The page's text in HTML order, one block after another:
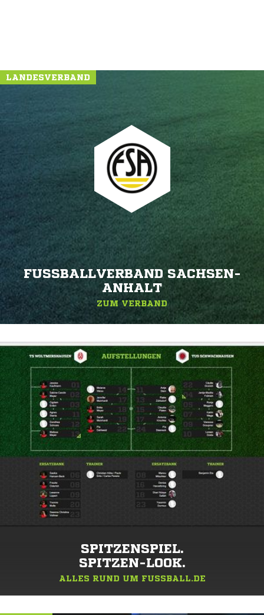
LANDESVERBAND
FUSSBALLVERBAND SACHSEN-A
NHALT
ZUM VERBAND
SPITZENSPIEL.
SPITZEN-LOOK.
ALLES RUND UM FUSSBALL.DE